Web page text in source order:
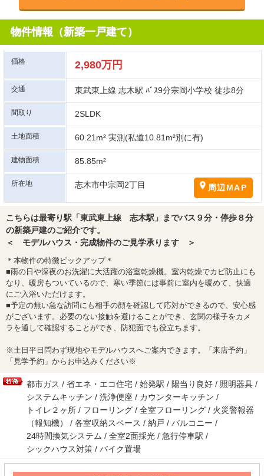
物件情報（新築一戸建て）
価格 2,980万円
交通 東武東上線 志木駅 ﾊﾞｽ9分宗岡小学校 徒歩8分
間取り 2SLDK
土地面積 60.21m² 実測(私道10.81m²別に有)
建物面積 85.85m²
所在地 志木市中宗岡2丁目 周辺MAP
こちらは最寄り駅「東武東上線 志木駅」までバス９分・停歩８分
の新築戸建のご紹介です。
＜ モデルハウス・完成物件のご見学承ります ＞
＊本物件の特徴ピックアップ＊
■雨の日や深夜のお洗濯に大活躍の浴室乾燥機。室内乾燥でカビ防止にも
なり、暖房もついているので、寒い季節には事前に室内を暖めて、快適
にご入浴いただけます。
■予定の無い急な訪問にも相手の顔を確認して応対ができるので、安心感
がございます。必要のない接触を避けることができ、玄関の様子をカメ
ラを通して確認することができ、防犯面でも役立ちます。
※土日平日問わず現地やモデルハウスへご案内できます。「来店予約」
「見学予約」からお申込みください※
都市ガス / 省エネ・エコ住宅 / 始発駅 / 陽当り良好 / 照明器具 /
システムキッチン / 洗浄便座 / カウンターキッチン /
トイレ２ヶ所 / フローリング / 全室フローリング / 火災警報器
（報知機） / 各室収納スペース / 納戸 / バルコニー /
24時間換気システム / 全室2面採光 / 急行停車駅 /
シックハウス対策 / バイク置場